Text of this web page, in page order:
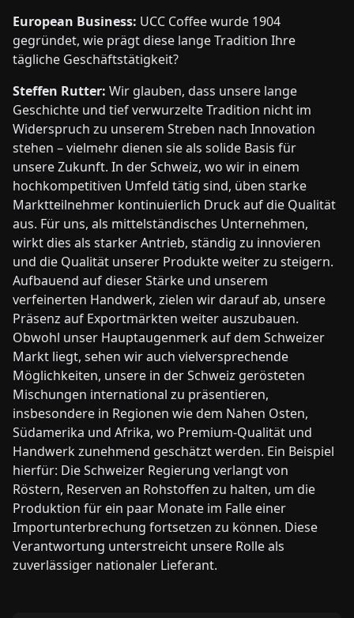
European Business: UCC Coffee wurde 1904
gegründet, wie prägt diese lange Tradition Ihre
tägliche Geschäftstätigkeit?
Steffen Rutter: Wir glauben, dass unsere lange
Geschichte und tief verwurzelte Tradition nicht im
Widerspruch zu unserem Streben nach Innovation
stehen – vielmehr dienen sie als solide Basis für
unsere Zukunft. In der Schweiz, wo wir in einem
hochkompetitiven Umfeld tätig sind, üben starke
Marktteilnehmer kontinuierlich Druck auf die Qualität
aus. Für uns, als mittelständisches Unternehmen,
wirkt dies als starker Antrieb, ständig zu innovieren
und die Qualität unserer Produkte weiter zu steigern.
Aufbauend auf dieser Stärke und unserem
verfeinerten Handwerk, zielen wir darauf ab, unsere
Präsenz auf Exportmärkten weiter auszubauen.
Obwohl unser Hauptaugenmerk auf dem Schweizer
Markt liegt, sehen wir auch vielversprechende
Möglichkeiten, unsere in der Schweiz gerösteten
Mischungen international zu präsentieren,
insbesondere in Regionen wie dem Nahen Osten,
Südamerika und Afrika, wo Premium-Qualität und
Handwerk zunehmend geschätzt werden. Ein Beispiel
hierfür: Die Schweizer Regierung verlangt von
Röstern, Reserven an Rohstoffen zu halten, um die
Produktion für ein paar Monate im Falle einer
Importunterbrechung fortsetzen zu können. Diese
Verantwortung unterstreicht unsere Rolle als
zuverlässiger nationaler Lieferant.